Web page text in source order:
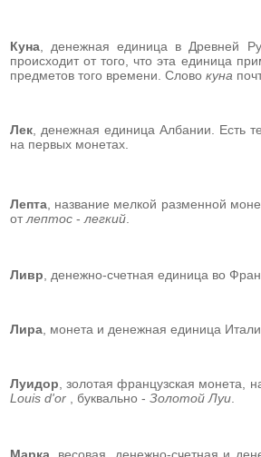
Куна , денежная единица в Древней
происходит от того, что эта единица
предметов того времени. Слово куна
Лек , денежная единица Албании. Есть
на первых монетах.
Лепта название мелкой разменной
от лептос - легкий
Ливр денежно-счетная единица во
Лира монета и денежная единица
Луидор ,золотая французская монета,
Louis d'or
, буквально - Золотой Луи